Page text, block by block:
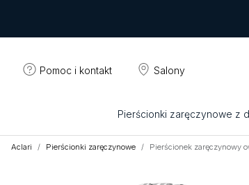
Pomoc i kontakt Salony
Pierścionki zaręczynowe z
Aclari Pierścionki zaręczynowe Pierścionek zaręczynowy